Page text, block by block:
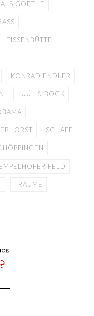
GOETHE
HEISSENBÜTTEL
KONRAD ENDLER
LÜÜL & BOCK
SCHAFE
FELD
TRÄUME